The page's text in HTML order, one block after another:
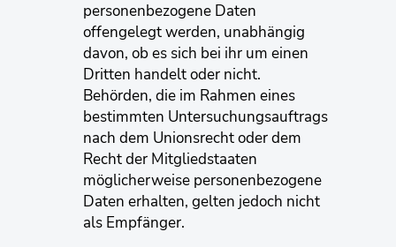
personenbezogene Daten
offengelegt werden, unabhängig
davon, ob es sich bei ihr um einen
Dritten handelt oder nicht.
Behörden, die im Rahmen eines
bestimmten Untersuchungsauftrags
nach dem Unionsrecht oder dem
Recht der Mitgliedstaaten
möglicherweise personenbezogene
Daten erhalten, gelten jedoch nicht
als Empfänger.